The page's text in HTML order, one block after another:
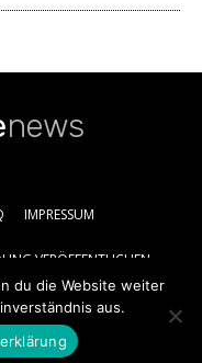
news
IMPRESSUM
VERÖFFENTLICHEN
reserved.
du die Website weiter
aus.